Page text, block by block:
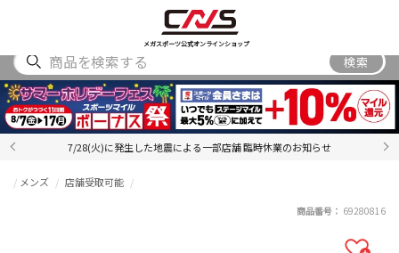
メガスポーツ公式オンラインショップ
ACCESSORY
検索
7/28(火)に発生した地震による一部店舗 臨時休業のお知らせ
メンズ 店舗受取可能
商品番号： 69280816